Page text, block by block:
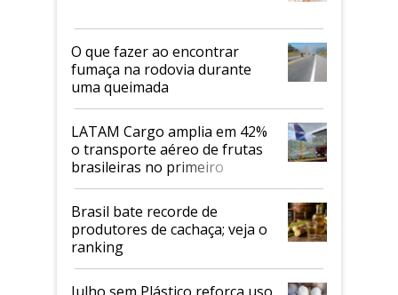
O que fazer ao encontrar
fumaça na rodovia durante
uma queimada
LATAM Cargo amplia em 42%
o transporte aéreo de frutas
brasileiras no primeiro
semestre
Brasil bate recorde de
produtores de cachaça; veja o
ranking